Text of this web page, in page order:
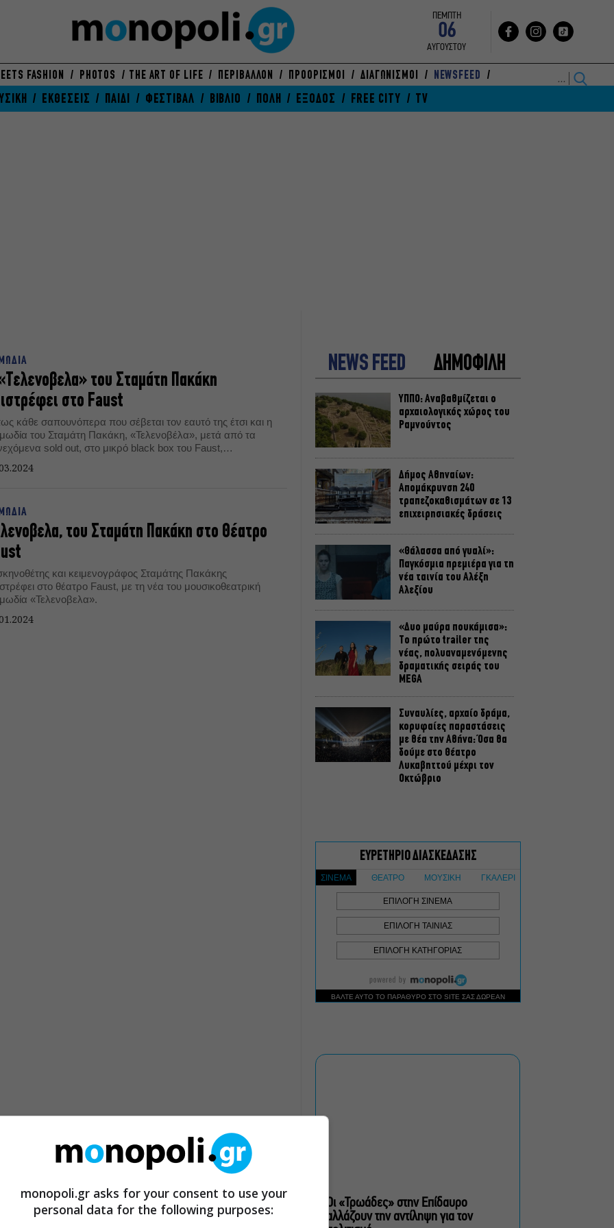
ΠΕΜΠΤΗ
06
ΑΥΓΟΥΣΤΟΥ
FASHION PHOTOS THE ART OF LIFE ΠΕΡΙΒΑΛΛΟΝ ΠΡΟΟΡΙΣΜΟΙ ΔΙΑΓΩΝΙΣΜΟΙ NEWSFEED
ΕΚΘΕΣΕΙΣ ΠΑΙΔΙ ΦΕΣΤΙΒΑΛ ΒΙΒΛΙΟ ΠΟΛΗ ΕΞΟΔΟΣ FREE CITY TV
του Σταμάτη Πακάκη
στο Faust
κάθε σαπουνόπερα που σέβεται τον εαυτό της έτσι και η
του Σταμάτη Πακάκη, «Τελενοβέλα», μετά από τα
sold out, στο μικρό black box του Faust,
του Σταμάτη Πακάκη στο Θέατρο
και κειμενογράφος Σταμάτης Πακάκης
στο θέατρο Faust, με τη νέα του μουσικοθεατρική
«Τελενοβελα».
NEWS FEED ΔΗΜΟΦΙΛΗ
ΥΠΠΟ: Αναβαθμίζεται ο
αρχαιολογικός χώρος του
Ραμνούντος
Δήμος Αθηναίων:
Απομάκρυνση 240
τραπεζοκαθισμάτων σε 13
επιχειρησιακές δράσεις
«Θάλασσα από γυαλί»:
Παγκόσμια πρεμιέρα για τη
νέα ταινία του Αλέξη
Αλεξίου
«Δυο μαύρα πουκάμισα»:
Το πρώτο trailer της
νέας, πολυαναμενόμενης
δραματικής σειράς του
MEGA
Συναυλίες, αρχαίο δράμα,
κορυφαίες παραστάσεις
με θέα την Αθήνα: Όσα θα
δούμε στο Θέατρο
Λυκαβηττού μέχρι τον
Οκτώβριο
αίθουσες
Σταματία
Δημητρακοπούλου: Μέσα
από την Μπιενάλε
Κεραμικής ανακάλυψα μια
Ρόδο που δεν γνώριζα
Οι Ξυλούρηδες live στο
Ρέθυμνο – Πανηγύρι για
την ενίσχυση του
Οι «Τρωάδες» στην Επίδαυρο
αλλάζουν την αντίληψη για τον
monopoli.gr asks for your consent to use your
personal data for the following purposes: